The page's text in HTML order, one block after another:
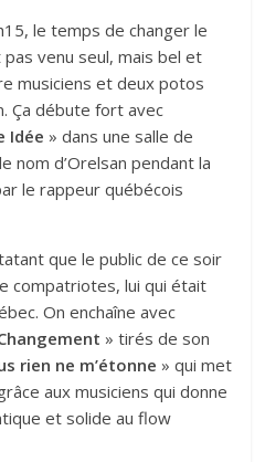
le temps de changer le
venu seul, mais bel et
musiciens et deux potos
Ça débute fort avec
Idée » dans une salle de
nom d’Orelsan pendant la
le rappeur québécois
que le public de ce soir
compatriotes, lui qui était
On enchaîne avec
» tirés de son
rien ne m’étonne » qui met
aux musiciens qui donne
et solide au flow